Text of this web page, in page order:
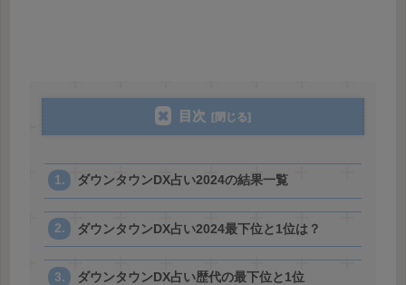
目次
ダウンタウンDX占い2024の結果一覧
ダウンタウンDX占い2024最下位と1位は？
ダウンタウンDX占い歴代の最下位と1位